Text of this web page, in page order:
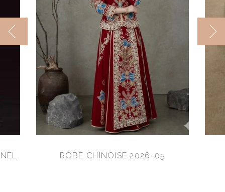
ROBE CHINOISE 2026-05